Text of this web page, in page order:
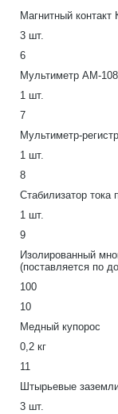
Магнитный контакт
3 шт.
6
Мультиметр АМ-
1 шт.
7
Мультиметр-
1 шт.
8
Стабилизатор тока
1 шт.
9
Изолированный
(поставляется по
100
10
Медный купорос
0,2 кг
11
Штырьевые
3 шт.